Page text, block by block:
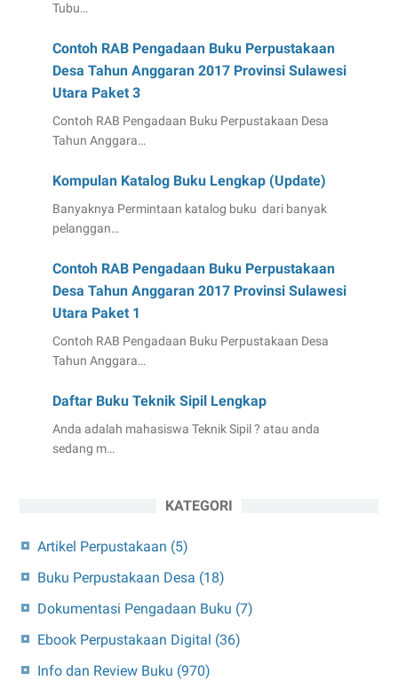
Tubu…
Contoh RAB Pengadaan Buku Perpustakaan
Desa Tahun Anggaran 2017 Provinsi Sulawesi
Utara Paket 3
Contoh RAB Pengadaan Buku Perpustakaan Desa
Tahun Anggara…
Kompulan Katalog Buku Lengkap (Update)
Banyaknya Permintaan katalog buku dari banyak
pelanggan…
Contoh RAB Pengadaan Buku Perpustakaan
Desa Tahun Anggaran 2017 Provinsi Sulawesi
Utara Paket 1
Contoh RAB Pengadaan Buku Perpustakaan Desa
Tahun Anggara…
Daftar Buku Teknik Sipil Lengkap
Anda adalah mahasiswa Teknik Sipil ? atau anda
sedang m…
KATEGORI
Artikel Perpustakaan (5)
Buku Perpustakaan Desa (18)
Dokumentasi Pengadaan Buku (7)
Ebook Perpustakaan Digital (36)
Info dan Review Buku (970)